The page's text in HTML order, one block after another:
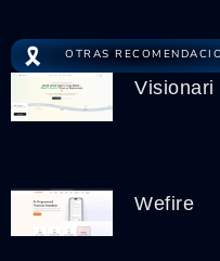
🎗️ OTRAS
Visionari
Wefire